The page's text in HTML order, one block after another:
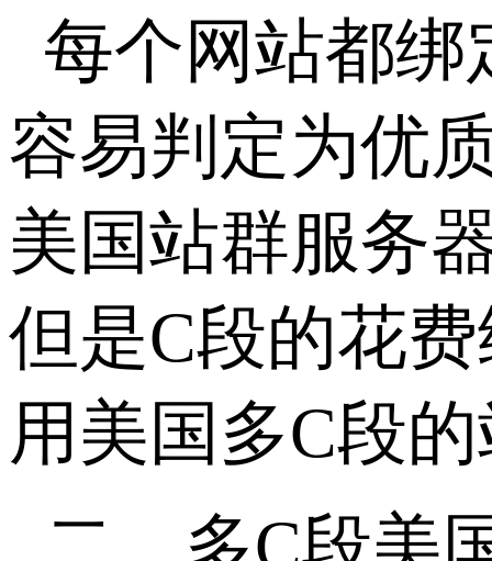
每个网站都绑
容易判定为优
美国站群服务
但是C段的花
用美国多C段